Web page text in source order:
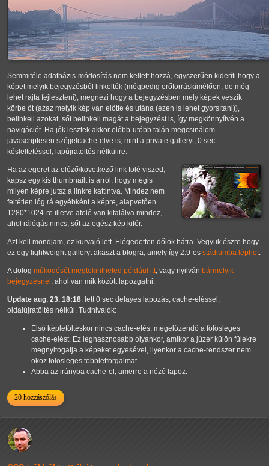
Semmiféle adatbázis-módosítás nem kellett hozzá, egyszerűen kideríti hogy a
képet melyik bejegyzésből linkelték (mégpedig erőforráskímélően, de még
lehet rajta fejleszteni), megnézi hogy a bejegyzésben mely képek veszik
körbe őt (azaz melyik kép van előtte és utána (ezen is lehet gyorsítani)),
belinkeli azokat, sőt belinkeli magát a bejegyzést is, így megkönnyítvén a
navigációt. Ha jók lesztek akkor előbb-utóbb talán megcsinálom
javascriptesen széjjelcache-elve is, mint a private galleryt, 0 sec
késleltetéssel, lapújratöltés nélkülire.
Ha az egeret az előző/következő link fölé viszed,
kapsz egy kis thumbnailt is arról, hogy mégis
milyen képre jutsz a linkre kattintva. Mindez nem
feltétlen lóg rá egyébként a képre, alapvetően
1280*1024-re illetve afölé van kitalálva mindez,
ahol rálógás nincs, sőt az egész kép kifér.
Azt kell mondjam, ez kurvajó lett. Elégedetten dőlök hátra. Vegyük észre hogy
ez egy lightweight galleryt akaszt a blogra, amely így 2.9-es stádiumba léphet.
A dolog működését megtekintheted például itt, vagy nyilván bármelyik
bejegyzésnél , ahol van mik között lapozgatni.
Update aug. 23. 18:18: lett 0 sec delayes lapozás, cache-eléssel,
oldalújratöltés nélkül. Tudnivalók:
Első képletöltéskor nincs cache-elés, megelőzendő a fölösleges
cache-elést. Ez leghasznosabb olyankor, amikor a júzer külön fülekre
megnyitogatja a képeket egyesével, ilyenkor a cache-rendszer nem
okoz fölösleges többletforgalmat.
Abba az irányba cache-el, amerre a néző lapoz.
20 hozzászólás